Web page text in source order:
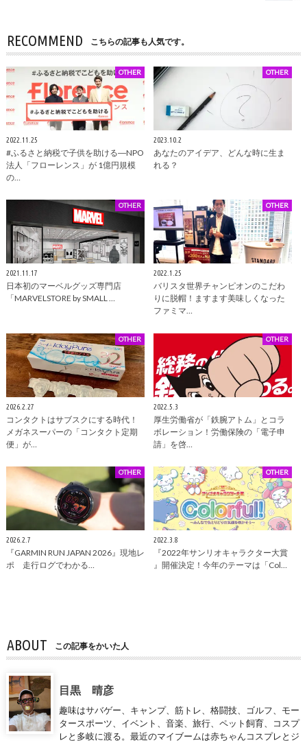
RECOMMEND こちらの記事も人気です。
OTHER
2022.11.25
#ふるさと納税で子供を助ける―NPO
法人「フローレンス」が 1億円規模
の…
OTHER
2023.10.2
あなたのアイデア、どんな時に生ま
れる？
OTHER
2021.11.17
日本初のマーベルグッズ専門店
「MARVELSTORE by SMALL …
OTHER
2022.1.25
バリスタ世界チャンピオンのこだわ
りに脱帽！ますます美味しくなった
ファミマ…
OTHER
2026.2.27
コンタクトはサブスクにする時代！
メガネスーパーの「コンタクト定期
便」が…
OTHER
2022.5.3
厚生労働省が「鉄腕アトム」とコラ
ボレーション！労働保険の「電子申
請」を啓…
OTHER
2026.2.7
『GARMIN RUN JAPAN 2026』現地レ
ポ 走行ログでわかる…
OTHER
2022.3.8
『2022年サンリオキャラクター大賞
』開催決定！今年のテーマは「Col…
ABOUT この記事をかいた人
目黒 晴彦
趣味はサバゲー、キャンプ、筋トレ、格闘技、ゴルフ、モー
タースポーツ、イベント、音楽、旅行、ペット飼育、コスプ
レと多岐に渡る。最近のマイブームは赤ちゃんコスプレとジ